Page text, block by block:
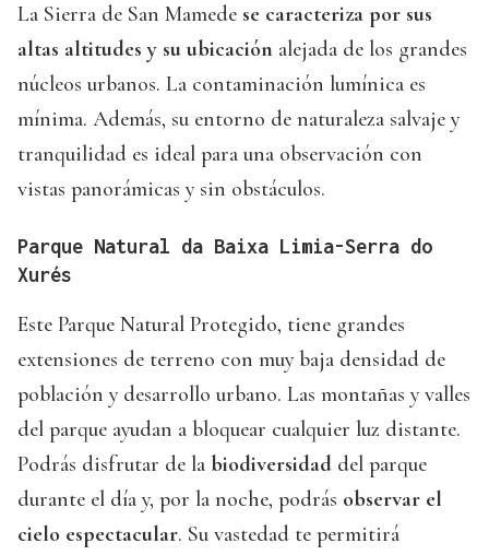
La Sierra de San Mamede se caracteriza por sus
altas altitudes y su ubicación alejada de los grandes
núcleos urbanos. La contaminación lumínica es
mínima. Además, su entorno de naturaleza salvaje y
tranquilidad es ideal para una observación con
vistas panorámicas y sin obstáculos.
Parque Natural da Baixa Limia-Serra do
Xurés
Este Parque Natural Protegido, tiene grandes
extensiones de terreno con muy baja densidad de
población y desarrollo urbano. Las montañas y valles
del parque ayudan a bloquear cualquier luz distante.
Podrás disfrutar de la biodiversidad del parque
durante el día y, por la noche, podrás observar el
cielo espectacular. Su vastedad te permitirá